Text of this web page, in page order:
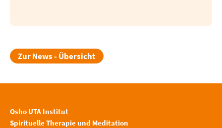
Zur News - Übersicht
Osho UTA Institut
Spirituelle Therapie und Meditation